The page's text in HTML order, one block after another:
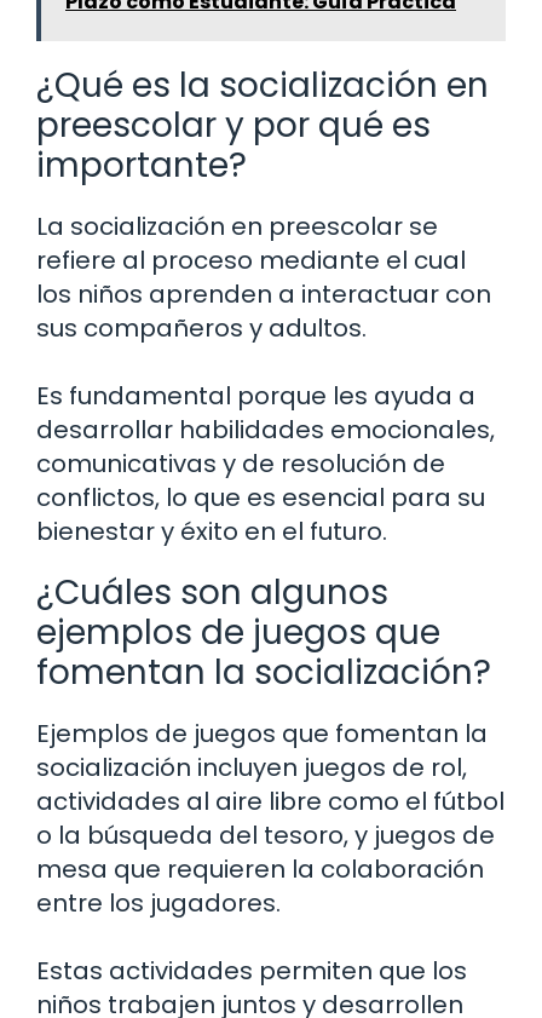
¿Qué es la socialización en
preescolar y por qué es
importante?
La socialización en preescolar se
refiere al proceso mediante el cual
los niños aprenden a interactuar con
sus compañeros y adultos.
Es fundamental porque les ayuda a
desarrollar habilidades emocionales,
comunicativas y de resolución de
conflictos, lo que es esencial para su
bienestar y éxito en el futuro.
¿Cuáles son algunos
ejemplos de juegos que
fomentan la socialización?
Ejemplos de juegos que fomentan la
socialización incluyen juegos de rol,
actividades al aire libre como el fútbol
o la búsqueda del tesoro, y juegos de
mesa que requieren la colaboración
entre los jugadores.
Estas actividades permiten que los
niños trabajen juntos y desarrollen